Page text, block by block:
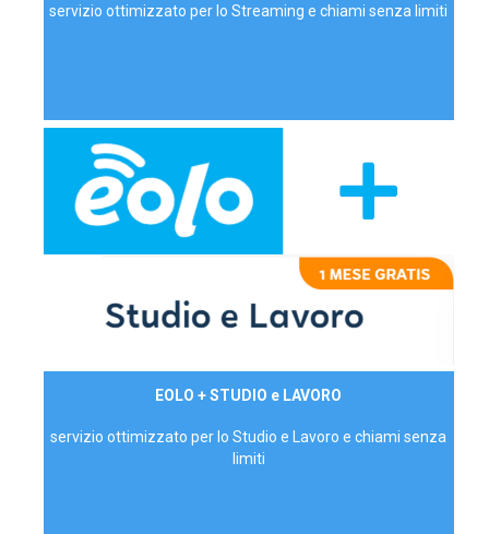
servizio ottimizzato per lo Streaming e chiami senza limiti
EOLO + STUDIO e LAVORO
servizio ottimizzato per lo Studio e Lavoro e chiami senza
limiti